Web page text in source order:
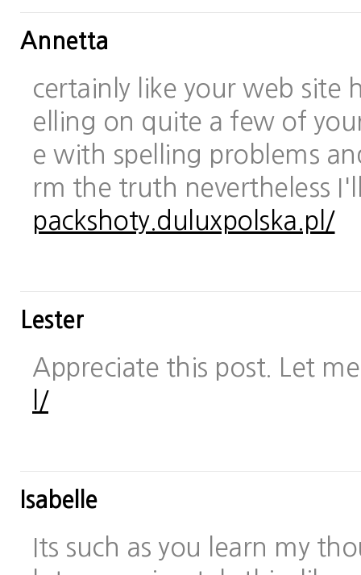
Annetta
certainly like your web site
elling on quite a few of
e with spelling problems
rm the truth nevertheless
packshoty.duluxpolska.pl/
Lester
Appreciate this post. Let
l/
Isabelle
Its such as you learn my